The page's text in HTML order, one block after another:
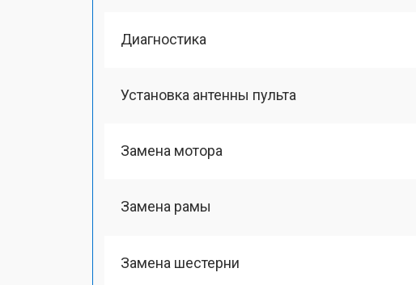
Диагностика
Установка антенны пульта
Замена мотора
Замена рамы
Замена шестерни